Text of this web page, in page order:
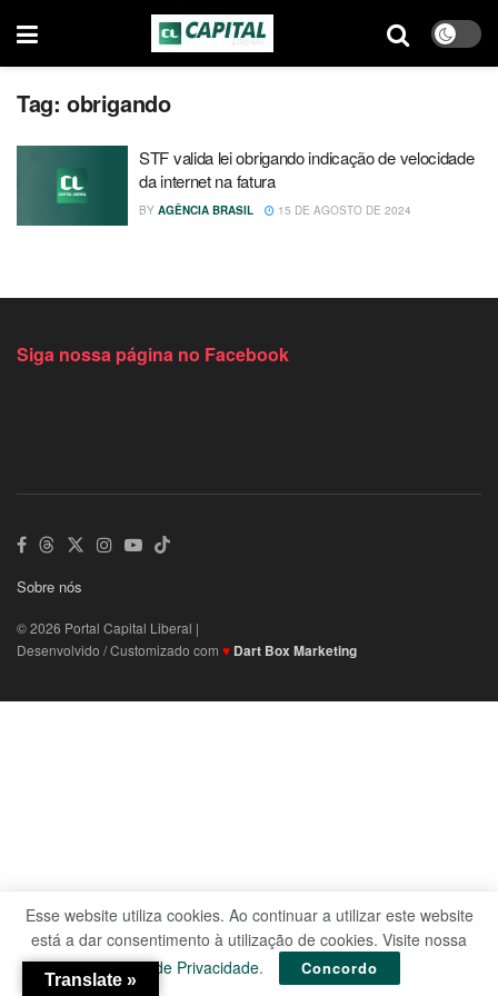
Tag: obrigando
STF valida lei obrigando indicação de velocidade
da internet na fatura
BY AGÊNCIA BRASIL 15 DE AGOSTO DE 2024
Siga nossa página no Facebook
Sobre nós
© 2026 Portal Capital Liberal |
Desenvolvido / Customizado com ♥ Dart Box Marketing
Translate »
Esse website utiliza cookies. Ao continuar a utilizar este website
está a dar consentimento à utilização de cookies. Visite nossa
Política de Privacidade. Concordo